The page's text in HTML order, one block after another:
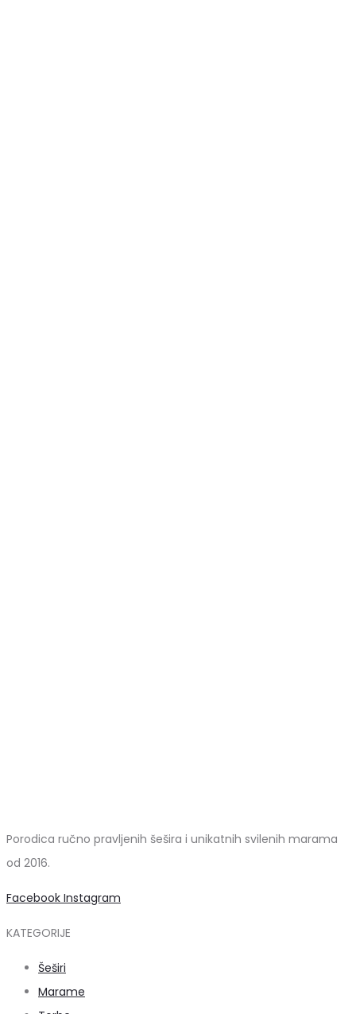
Porodica ručno pravljenih šešira i unikatnih svilenih marama
od 2016.
Facebook Instagram
KATEGORIJE
Šeširi
Marame